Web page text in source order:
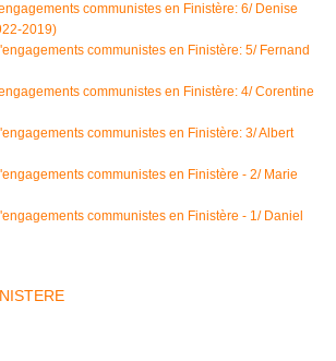
communistes en Finistère: 6/ Denise
2019)
communistes en Finistère: 5/ Fernand
communistes en Finistère: 4/Corentine
communistes en Finistère: 3/ Albert
communistes en Finistère - 2/ Marie
communistes en Finistère - 1/ Daniel